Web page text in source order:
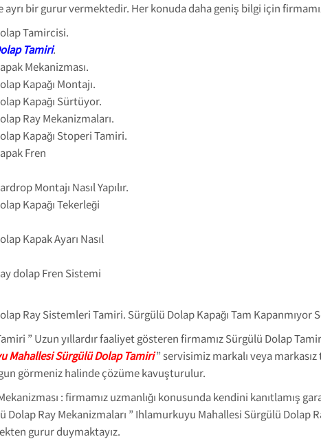
bir gurur vermektedir. Her konuda daha geniş bilgi için
Tamircisi.
Tamiri.
Mekanizması.
Kapağı Montajı.
Kapağı Sürtüyor.
Ray Mekanizmaları.
Kapağı Stoperi Tamiri.
Fren
Montajı Nasıl Yapılır.
Kapağı Tekerleği
Kapak Ayarı Nasıl
dolap Fren Sistemi
Ray Sistemleri Tamiri. Sürgülü Dolap Kapağı Tam Kapanmıyor
” Uzun yıllardır faaliyet gösteren firmamız Sürgülü Dolap
Mahallesi Sürgülü Dolap Tamiri” servisimiz markalı veya
görmeniz halinde çözüme kavuşturulur.
: firmamız uzmanlığı konusunda kendini kanıtlamış
Dolap Ray Mekanizmaları ” Ihlamurkuyu Mahallesi Sürgülü
gurur duymaktayız.